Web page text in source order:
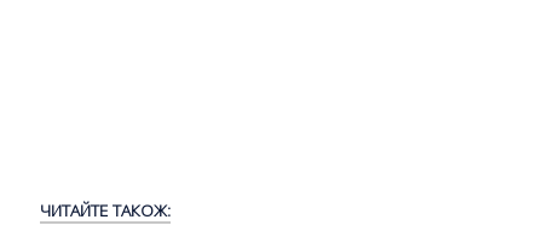
ЧИТАЙТЕ ТАКОЖ: